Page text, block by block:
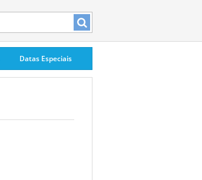
Datas Especiais